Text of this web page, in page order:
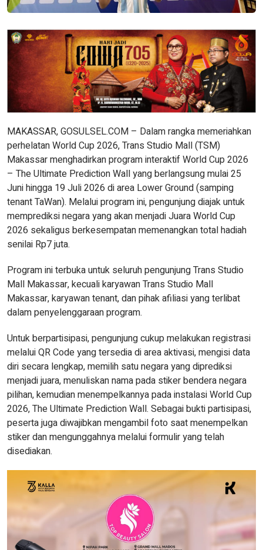
MAKASSAR, GOSULSEL.COM – Dalam rangka memeriahkan
perhelatan World Cup 2026, Trans Studio Mall (TSM)
Makassar menghadirkan program interaktif World Cup 2026
– The Ultimate Prediction Wall yang berlangsung mulai 25
Juni hingga 19 Juli 2026 di area Lower Ground (samping
tenant TaWan). Melalui program ini, pengunjung diajak untuk
memprediksi negara yang akan menjadi Juara World Cup
2026 sekaligus berkesempatan memenangkan total hadiah
senilai Rp7 juta.
Program ini terbuka untuk seluruh pengunjung Trans Studio
Mall Makassar, kecuali karyawan Trans Studio Mall
Makassar, karyawan tenant, dan pihak afiliasi yang terlibat
dalam penyelenggaraan program.
Untuk berpartisipasi, pengunjung cukup melakukan registrasi
melalui QR Code yang tersedia di area aktivasi, mengisi data
diri secara lengkap, memilih satu negara yang diprediksi
menjadi juara, menuliskan nama pada stiker bendera negara
pilihan, kemudian menempelkannya pada instalasi World Cup
2026, The Ultimate Prediction Wall. Sebagai bukti partisipasi,
peserta juga diwajibkan mengambil foto saat menempelkan
stiker dan mengunggahnya melalui formulir yang telah
disediakan.